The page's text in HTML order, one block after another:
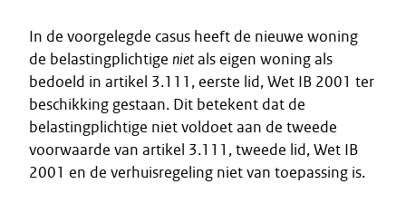
In de voorgelegde casus heeft de nieuwe woning
de belastingplichtige nietals eigen woning als
bedoeld in artikel 3.111, eerste lid, Wet IB 2001 ter
beschikking gestaan. Dit betekent dat de
belastingplichtige niet voldoet aan de tweede
voorwaarde van artikel 3.111, tweede lid, Wet IB
2001 en de verhuisregeling niet van toepassing is.